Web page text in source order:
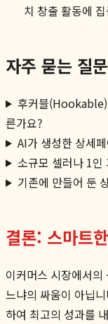
치 창출 활동에
자주 묻는 질
후커블(Hookable)
른가요?
AI가 생성한 상세
소규모 셀러나 1인
기존에 만들어 둔
결론: 스마트
이커머스 시장에서
느냐의 싸움이 아닙
하여 최고의 성과를